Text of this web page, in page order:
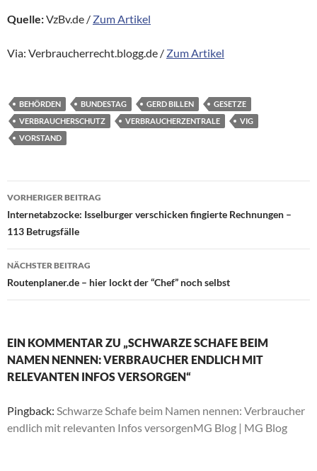
Quelle:VzBv.de / Zum Artikel
Via: Verbraucherrecht.blogg.de / Zum Artikel
BEHÖRDEN BUNDESTAG GERD BILLEN
GESETZE
VERBRAUCHERSCHUTZ
VERBRAUCHERZENTRALE
VIG
VORSTAND
Beitragsnavigation
VORHERIGER BEITRAG
Internetabzocke: Isselburger verschicken fingierte Rechnungen –
113 Betrugsfälle
NÄCHSTER BEITRAG
Routenplaner.de – hier lockt der “Chef” noch selbst
EIN KOMMENTAR ZU „SCHWARZE SCHAFE BEIM
NAMEN NENNEN: VERBRAUCHER ENDLICH MIT
RELEVANTEN INFOS VERSORGEN“
Pingback: Schwarze Schafe beim Namen nennen: Verbraucher
endlich mit relevanten Infos versorgenMG Blog | MG Blog